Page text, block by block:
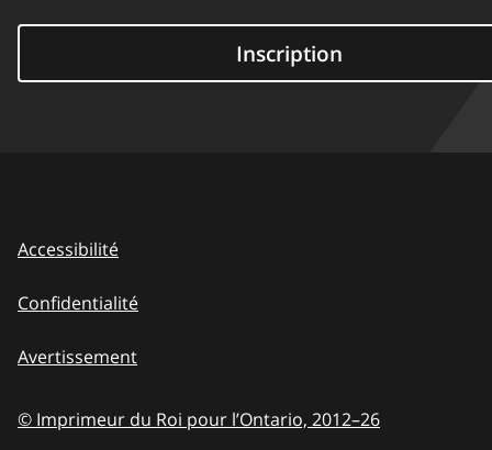
Inscription
Accessibilité
Confidentialité
Avertissement
© Imprimeur du Roi pour l’Ontario, 2012–26